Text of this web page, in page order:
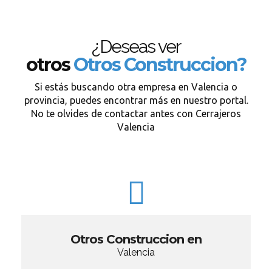
¿Deseas ver
otrosOtros Construccion?
Si estás buscando otra empresa en Valencia o
provincia, puedes encontrar más en nuestro portal.
No te olvides de contactar antes con Cerrajeros
Valencia
Otros Construccion en
Valencia